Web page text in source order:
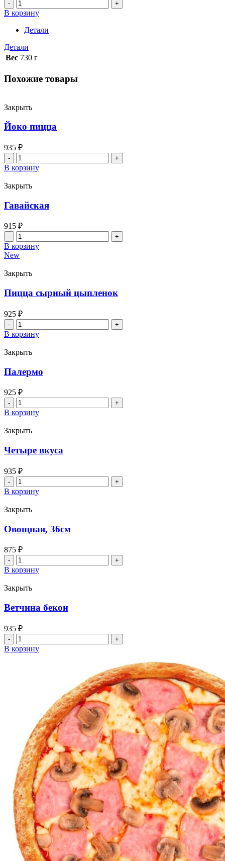
Количество
товара
Сырный
соус
В корзину
Детали
Детали
Вес 730 г
Похожие товары
Закрыть
Йоко пицца
935 ₽
Количество
товара
Йоко
пицца
В корзину
Закрыть
Гавайская
915 ₽
Количество
товара
Гавайская
В корзину
New
Закрыть
Пицца сырный цыпленок
925 ₽
Количество
товара
Пицца
сырный
цыпленок
В корзину
Закрыть
Палермо
925 ₽
Количество
товара
Палермо
В корзину
Закрыть
Четыре вкуса
935 ₽
Количество
товара
Четыре
вкуса
В корзину
Закрыть
Овощная, 36см
875 ₽
Количество
товара
Овощная,
36см
В корзину
Закрыть
Ветчина бекон
935 ₽
Количество
товара
Ветчина
В корзину